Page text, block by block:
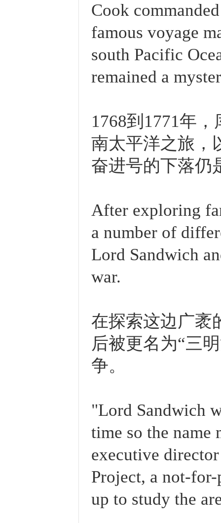
Cook
famous voyage
south Pacific
remained a
1768到1771年
南太平洋之旅，
奋进号的下落仍
After exploring
a number of
Lord Sandwich
war.
在探索这边广袤
后被更名为“三
争。
"Lord Sandwich
time so the name
executive
Project, a not-
up to study the